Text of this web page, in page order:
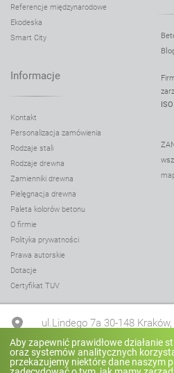
Referencje międzynarodowe
Ekodeska
Smart City
Informacje
Kontakt
Personalizacja zamówienia
Rodzaje stali
Rodzaje drewna
Zamienniki drewna
Pielęgnacja drewna
Paleta kolorów betonu
O firmie
Polityka prywatności
Prawa autorskie
Dotacje
Certyfikat TUV
ul.Lindego 7a 30-148
+48 12 636 90 27
Aby zapewnić prawidłowe działanie
oraz systemów analitycznych
przekazujemy niektóre dane naszym